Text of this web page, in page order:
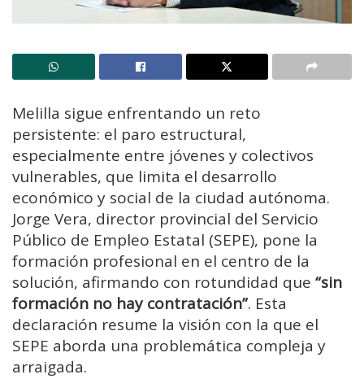
Melilla sigue enfrentando un reto
persistente: el paro estructural,
especialmente entre jóvenes y colectivos
vulnerables, que limita el desarrollo
económico y social de la ciudad autónoma.
Jorge Vera, director provincial del Servicio
Público de Empleo Estatal (SEPE), pone la
formación profesional en el centro de la
solución, afirmando con rotundidad que “sin
formación no hay contratación”. Esta
declaración resume la visión con la que el
SEPE aborda una problemática compleja y
arraigada.